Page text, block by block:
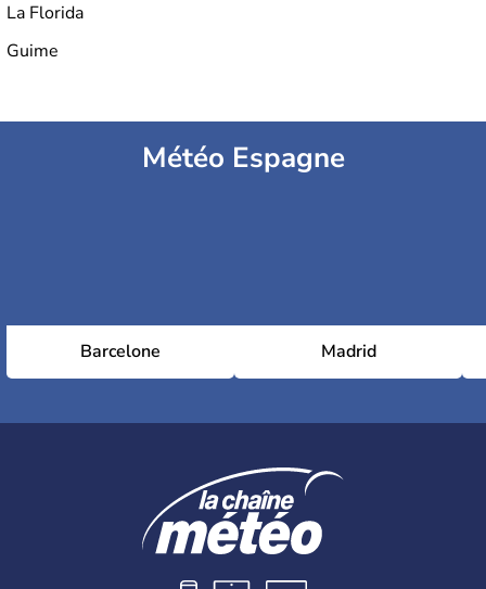
La Florida
Guime
Météo Espagne
Barcelone Madrid